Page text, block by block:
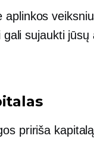
aplinkos
sujaukti
pririša